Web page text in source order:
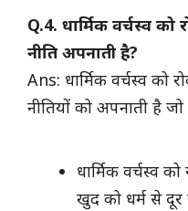
Q.4. धार्मिक वर्चस्व
नीति अपनाती है?
Ans: धार्मिक वर्चस्व को
नीतियों को अपनाती है
धार्मिक वर्चस्व
खुद को धर्म से दूर